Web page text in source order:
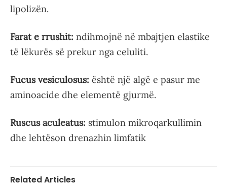
lipolizën.
Farat e rrushit: ndihmojnë në mbajtjen elastike
të lëkurës së prekur nga celuliti.
Fucus vesiculosus: është një algë e pasur me
aminoacide dhe elementë gjurmë.
Ruscus aculeatus: stimulon mikroqarkullimin
dhe lehtëson drenazhin limfatik
Related Articles